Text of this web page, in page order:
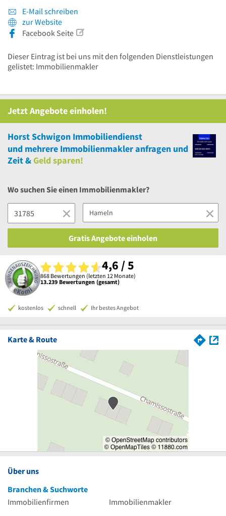
E-Mail schreiben
zur Website
Facebook Seite
Dieser Eintrag ist bei uns mit den folgenden Dienstleistungen
gelistet: Immobilienmakler
Jetzt Angebote einholen!
Horst Schwigon Immobiliendienst
und mehrere Immobilienmakler anfragen und
Zeit &Geld sparen!
Wo suchen Sie einen Immobilienmakler?
Gratis Angebote einholen
4,6 / 5
868 Bewertungen (letzten 12 Monate)
13.239 Bewertungen (gesamt)
kostenlos schnell Ihr bestes Angebot
Karte & Route
Über uns
Branchen & Suchworte
Immobilienfirmen
Immobilienmakler